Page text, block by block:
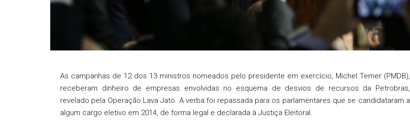
As campanhas de 12 dos 13 ministros nomeados pelo presidente em exercício, Michel Temer (PMDB),
receberam dinheiro de empresas envolvidas no esquema de desvios de recursos da Petrobras,
revelado pela Operação Lava Jato. A verba foi repassada para os parlamentares que se candidataram a
algum cargo eletivo em 2014, de forma legal e declarada à Justiça Eleitoral.